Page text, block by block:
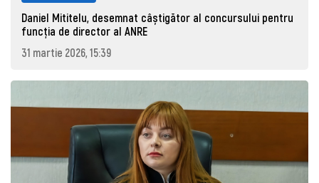
Daniel Mititelu, desemnat câștigător al concursului pentru
funcția de director al ANRE
31 martie 2026, 15:39